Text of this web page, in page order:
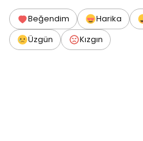
Beğendim Harika
Üzgün
Kızgın